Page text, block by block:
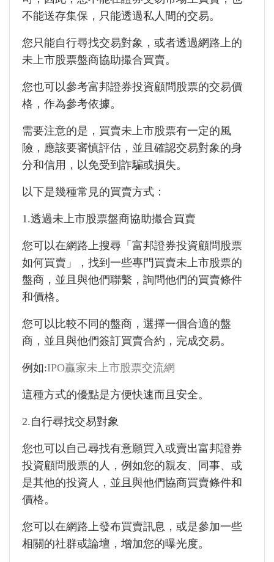
不能送存集保，只能透過私人間的交易。
您只能自行尋找交易對象，或者透過網路上的
未上市股票盤商協助撮合買賣。
您也可以參考富邦證券投資顧問股票的交易價
格，作為參考依據。
需要注意的是，買賣未上市股票有一定的風
險，應該要審慎評估，並且確認交易對象的身
分和信用，以免受到詐騙或損失。
以下是幾種常見的買賣方式：
1.透過未上市股票盤商協助撮合買賣
您可以在網路上搜尋「富邦證券投資顧問股票
如何買賣」，找到一些專門買賣未上市股票的
盤商，並且與他們聯繫，詢問他們的買賣條件
和價格。
您可以比較不同的盤商，選擇一個合適的盤
商，並且與他們簽訂買賣合約，完成交易。
例如:IPO贏家未上市股票交流網
這種方式的優點是方便快速而且安全。
2.自行尋找交易對象
您也可以自己尋找有意願買入或賣出富邦證券
投資顧問股票的人，例如您的親友、同事、或
是其他的投資人，並且與他們協商買賣條件和
價格。
您可以在網路上發布買賣訊息，或是參加一些
相關的社群或論壇，增加您的曝光度。